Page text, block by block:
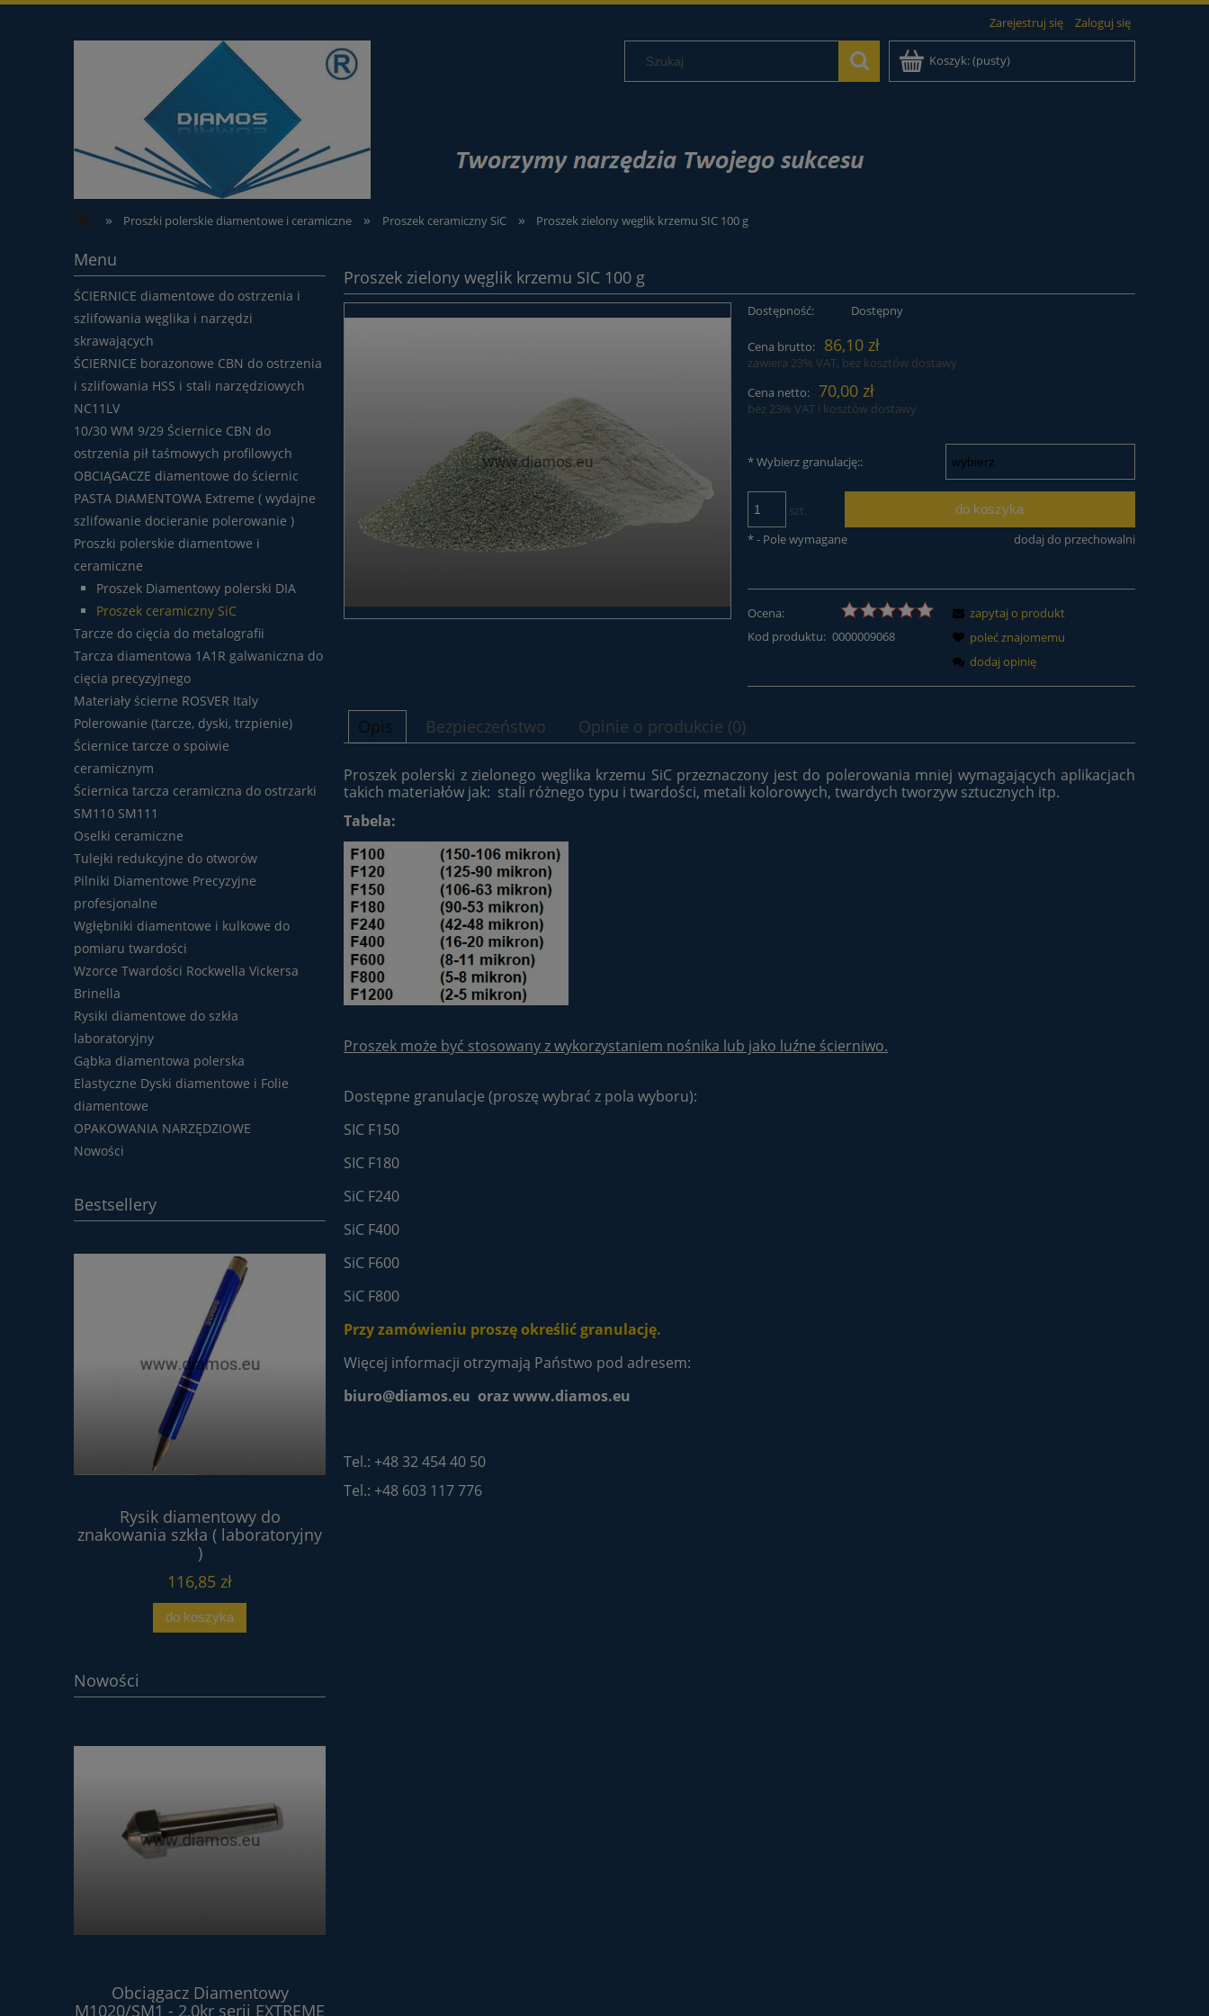
Zarejestruj się Zaloguj się
Koszyk:(pusty)
» Proszki polerskie diamentowe i ceramiczne » Proszek ceramiczny SiC » Proszek zielony węglik krzemu SIC 100 g
Menu
ŚCIERNICE diamentowe do ostrzenia i
szlifowania węglika i narzędzi
skrawających
ŚCIERNICE borazonowe CBN do ostrzenia
i szlifowania HSS i stali narzędziowych
NC11LV
10/30 WM 9/29 Ściernice CBN do
ostrzenia pił taśmowych profilowych
OBCIĄGACZE diamentowe do ściernic
PASTA DIAMENTOWA Extreme ( wydajne
szlifowanie docieranie polerowanie )
Proszki polerskie diamentowe i
ceramiczne
Proszek Diamentowy polerski DIA
Proszek ceramiczny SiC
Tarcze do cięcia do metalografii
Tarcza diamentowa 1A1R galwaniczna do
cięcia precyzyjnego
Materiały ścierne ROSVER Italy
Polerowanie (tarcze, dyski, trzpienie)
Ściernice tarcze o spoiwie
ceramicznym
Ściernica tarcza ceramiczna do ostrzarki
SM110 SM111
Oselki ceramiczne
Tulejki redukcyjne do otworów
Pilniki Diamentowe Precyzyjne
profesjonalne
Wgłębniki diamentowe i kulkowe do
pomiaru twardości
Wzorce Twardości Rockwella Vickersa
Brinella
Rysiki diamentowe do szkła
laboratoryjny
Gąbka diamentowa polerska
Elastyczne Dyski diamentowe i Folie
diamentowe
OPAKOWANIA NARZĘDZIOWE
Nowości
Bestsellery
Rysik diamentowy do
znakowania szkła ( laboratoryjny
)
116,85 zł
do koszyka
Nowości
Obciągacz Diamentowy
M1020/SM1 - 2,0kr serii EXTREME
Proszek zielony węglik krzemu SIC 100 g
Dostępność: Dostępny
Cena brutto: 86,10 zł
zawiera 23% VAT, bez kosztów dostawy
Cena netto:
70,00 zł
bez 23% VAT i kosztów dostawy
*Wybierz granulację::
szt. do koszyka
dodaj do przechowalni
*- Pole wymagane
Ocena:
Kod produktu: 0000009068
zapytaj o produkt
poleć znajomemu
dodaj opinię
Opis Bezpieczeństwo Opinie o produkcie (0)
Proszek polerski z zielonego węglika krzemu SiC przeznaczony jest do polerowania mniej wymagających aplikacjach
takich materiałów jak: stali różnego typu i twardości, metali kolorowych, twardych tworzyw sztucznych itp.
Tabela:
Proszek może być stosowany z wykorzystaniem nośnika lub jako luźne ścierniwo.
Dostępne granulacje (proszę wybrać z pola wyboru):
SIC F150
SIC F180
SiC F240
SiC F400
SiC F600
SiC F800
Przy zamówieniu proszę określić granulację.
Więcej informacji otrzymają Państwo pod adresem:
biuro@diamos.eu oraz www.diamos.eu
Tel.: +48 32 454 40 50
Tel.: +48 603 117 776